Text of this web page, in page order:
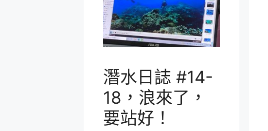
潛水日誌 #14-
18，浪來了，
要站好！